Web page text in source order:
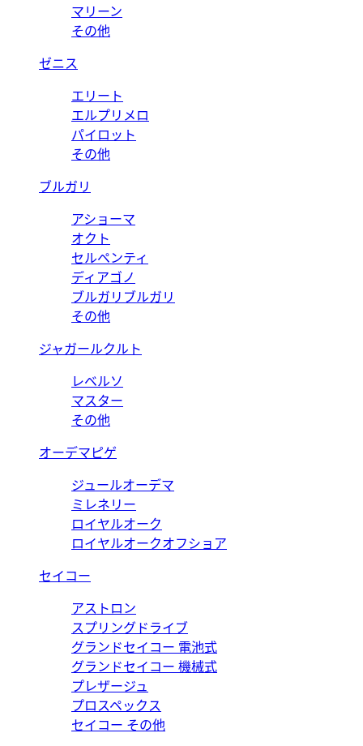
マリーン
その他
ゼニス
エリート
エルプリメロ
パイロット
その他
ブルガリ
アショーマ
オクト
セルペンティ
ディアゴノ
ブルガリブルガリ
その他
ジャガールクルト
レベルソ
マスター
その他
オーデマピゲ
ジュールオーデマ
ミレネリー
ロイヤルオーク
ロイヤルオークオフショア
セイコー
アストロン
スプリングドライブ
グランドセイコー 電池式
グランドセイコー 機械式
プレザージュ
プロスペックス
セイコー その他